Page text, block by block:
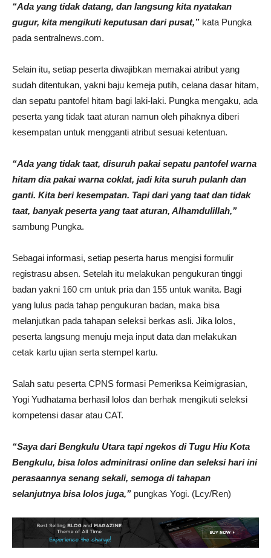
“Ada yang tidak datang, dan langsung kita nyatakan
gugur, kita mengikuti keputusan dari pusat,” kata Pungka
pada sentralnews.com.
Selain itu, setiap peserta diwajibkan memakai atribut yang
sudah ditentukan, yakni baju kemeja putih, celana dasar hitam,
dan sepatu pantofel hitam bagi laki-laki. Pungka mengaku, ada
peserta yang tidak taat aturan namun oleh pihaknya diberi
kesempatan untuk mengganti atribut sesuai ketentuan.
“Ada yang tidak taat, disuruh pakai sepatu pantofel warna
hitam dia pakai warna coklat, jadi kita suruh pulanh dan
ganti. Kita beri kesempatan. Tapi dari yang taat dan tidak
taat, banyak peserta yang taat aturan, Alhamdulillah,”
sambung Pungka.
Sebagai informasi, setiap peserta harus mengisi formulir
registrasu absen. Setelah itu melakukan pengukuran tinggi
badan yakni 160 cm untuk pria dan 155 untuk wanita. Bagi
yang lulus pada tahap pengukuran badan, maka bisa
melanjutkan pada tahapan seleksi berkas asli. Jika lolos,
peserta langsung menuju meja input data dan melakukan
cetak kartu ujian serta stempel kartu.
Salah satu peserta CPNS formasi Pemeriksa Keimigrasian,
Yogi Yudhatama berhasil lolos dan berhak mengikuti seleksi
kompetensi dasar atau CAT.
“Saya dari Bengkulu Utara tapi ngekos di Tugu Hiu Kota
Bengkulu, bisa lolos adminitrasi online dan seleksi hari ini
perasaannya senang sekali, semoga di tahapan
selanjutnya bisa lolos juga,” pungkas Yogi. (Lcy/Ren)